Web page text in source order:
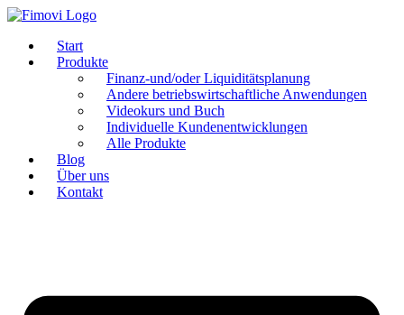
Zum
springen
Start
Produkte
Finanz-und/oder Liquiditätsplanung
Andere betriebswirtschaftliche Anwendungen
Videokurs und Buch
Individuelle Kundenentwicklungen
Alle Produkte
Blog
Über uns
Kontakt